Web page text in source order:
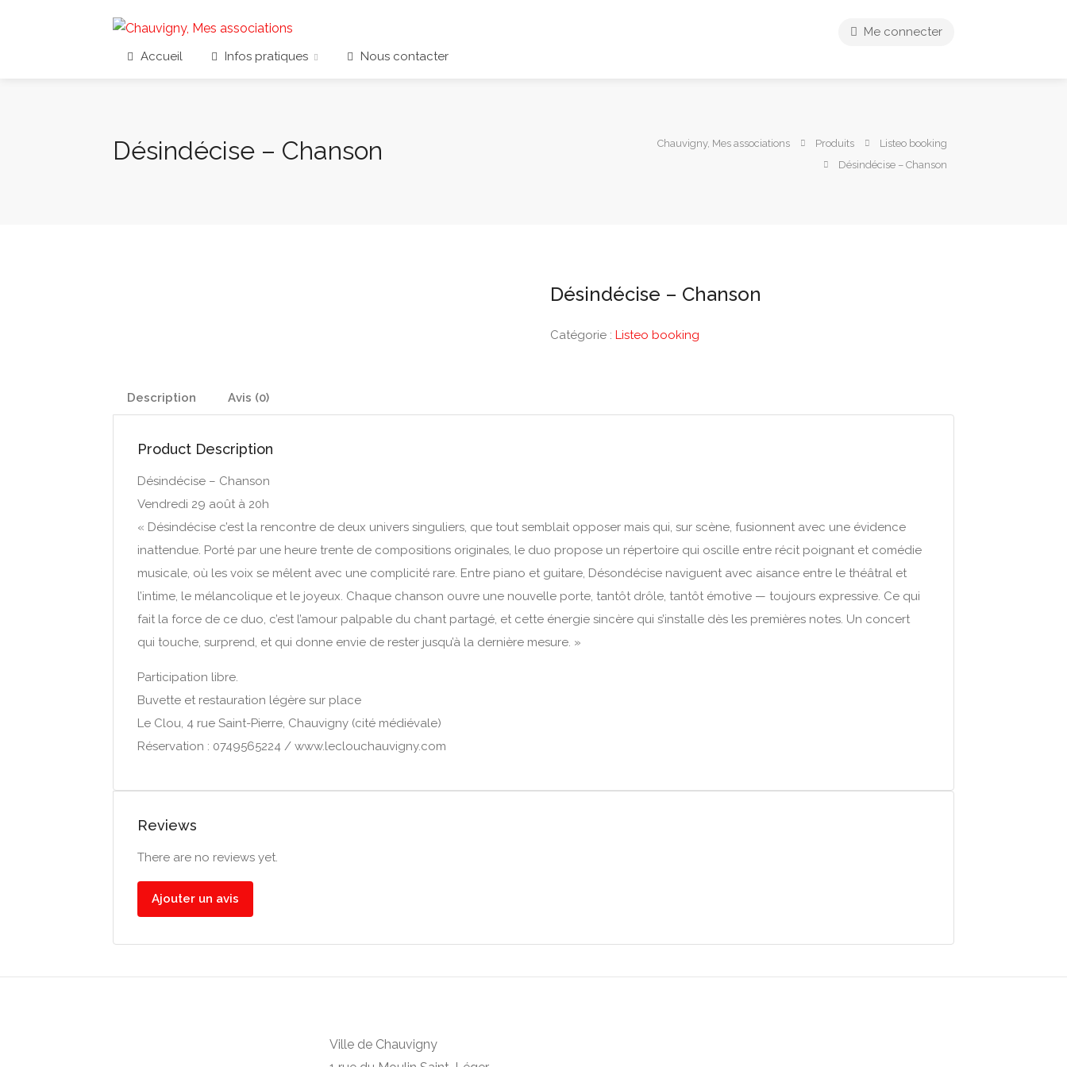
Accueil Infos pratiques Nous contacter
Me connecter
Désindécise – Chanson Chauvigny, Mes associations Produits
Listeo booking
Désindécise – Chanson
Désindécise – Chanson
Catégorie : Listeo booking
Description Avis (0)
Product Description
Désindécise – Chanson
Vendredi 29 août à 20h
« Désindécise c’est la rencontre de deux univers singuliers, que tout semblait opposer mais qui, sur scène, fusionnent avec une évidence
inattendue. Porté par une heure trente de compositions originales, le duo propose un répertoire qui oscille entre récit poignant et comédie
musicale, où les voix se mêlent avec une complicité rare. Entre piano et guitare, Désondécise naviguent avec aisance entre le théâtral et
l’intime, le mélancolique et le joyeux. Chaque chanson ouvre une nouvelle porte, tantôt drôle, tantôt émotive — toujours expressive. Ce qui
fait la force de ce duo, c’est l’amour palpable du chant partagé, et cette énergie sincère qui s’installe dès les premières notes. Un concert
qui touche, surprend, et qui donne envie de rester jusqu’à la dernière mesure. »
Participation libre.
Buvette et restauration légère sur place
Le Clou, 4 rue Saint-Pierre, Chauvigny (cité médiévale)
Réservation : 0749565224 / www.leclouchauvigny.com
Reviews
There are no reviews yet.
Ajouter un avis
Ville de Chauvigny